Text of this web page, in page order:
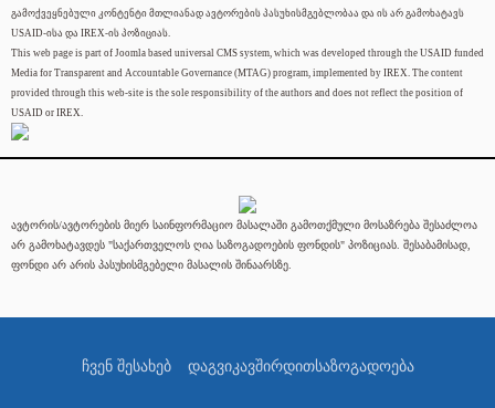
გამოქვეყნებული კონტენტი მთლიანად ავტორების პასუხისმგებლობაა და ის არ გამოხატავს
USAID-ისა და IREX-ის პოზიციას.
This web page is part of Joomla based universal CMS system, which was developed through the USAID funded
Media for Transparent and Accountable Governance (MTAG) program, implemented by IREX. The content
provided through this web-site is the sole responsibility of the authors and does not reflect the position of
USAID or IREX.
ავტორის/ავტორების მიერ საინფორმაციო მასალაში გამოთქმული მოსაზრება შესაძლოა
არ გამოხატავდეს "საქართველოს ღია საზოგადოების ფონდის" პოზიციას. შესაბამისად,
ფონდი არ არის პასუხისმგებელი მასალის შინაარსზე.
ჩვენ შესახებ დაგვიკავშირდითსაზოგადოება